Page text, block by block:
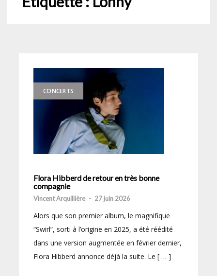
CONCERTS
Flora Hibberd de retour en très bonne
compagnie
Vincent Arquillière - 27 juin 2026
Alors que son premier album, le magnifique
“Swirl”, sorti à l’origine en 2025, a été réédité
dans une version augmentée en février dernier,
Flora Hibberd annonce déjà la suite. Le [ … ]